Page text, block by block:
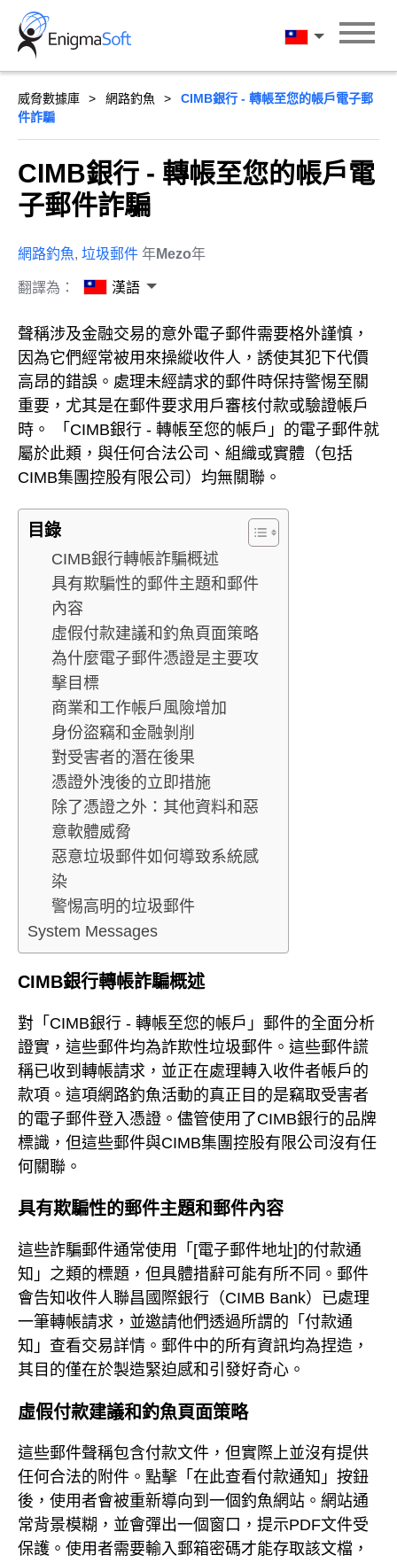
Skip
content
漢語
威脅數據庫 網路釣魚
CIMB銀行 - 轉帳至您的帳戶電子郵
件詐騙
CIMB銀行 - 轉帳至您的帳戶電
子郵件詐騙
網路釣魚, 垃圾郵件 年Mezo年
翻譯為： 漢語
聲稱涉及金融交易的意外電子郵件需要格外謹慎，
因為它們經常被用來操縱收件人，誘使其犯下代價
高昂的錯誤。處理未經請求的郵件時保持警惕至關
重要，尤其是在郵件要求用戶審核付款或驗證帳戶
時。 「CIMB銀行 - 轉帳至您的帳戶」的電子郵件就
屬於此類，與任何合法公司、組織或實體（包括
CIMB集團控股有限公司）均無關聯。
目錄
CIMB銀行轉帳詐騙概述
具有欺騙性的郵件主題和郵件
內容
虛假付款建議和釣魚頁面策略
為什麼電子郵件憑證是主要攻
擊目標
商業和工作帳戶風險增加
身份盜竊和金融剝削
對受害者的潛在後果
憑證外洩後的立即措施
除了憑證之外：其他資料和惡
意軟體威脅
惡意垃圾郵件如何導致系統感
染
警惕高明的垃圾郵件
System Messages
CIMB銀行轉帳詐騙概述
對「CIMB銀行 - 轉帳至您的帳戶」郵件的全面分析
證實，這些郵件均為詐欺性垃圾郵件。這些郵件謊
稱已收到轉帳請求，並正在處理轉入收件者帳戶的
款項。這項網路釣魚活動的真正目的是竊取受害者
的電子郵件登入憑證。儘管使用了CIMB銀行的品牌
標識，但這些郵件與CIMB集團控股有限公司沒有任
何關聯。
具有欺騙性的郵件主題和郵件內容
這些詐騙郵件通常使用「[電子郵件地址]的付款通
知」之類的標題，但具體措辭可能有所不同。郵件
會告知收件人聯昌國際銀行（CIMB Bank）已處理
一筆轉帳請求，並邀請他們透過所謂的「付款通
知」查看交易詳情。郵件中的所有資訊均為捏造，
其目的僅在於製造緊迫感和引發好奇心。
虛假付款建議和釣魚頁面策略
這些郵件聲稱包含付款文件，但實際上並沒有提供
任何合法的附件。點擊「在此查看付款通知」按鈕
後，使用者會被重新導向到一個釣魚網站。網站通
常背景模糊，並會彈出一個窗口，提示PDF文件受
保護。使用者需要輸入郵箱密碼才能存取該文檔，